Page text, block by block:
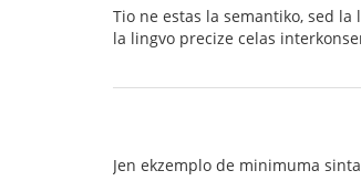
Tio ne estas la semantiko, sed
la lingvo precize celas
Jen ekzemplo de minimuma